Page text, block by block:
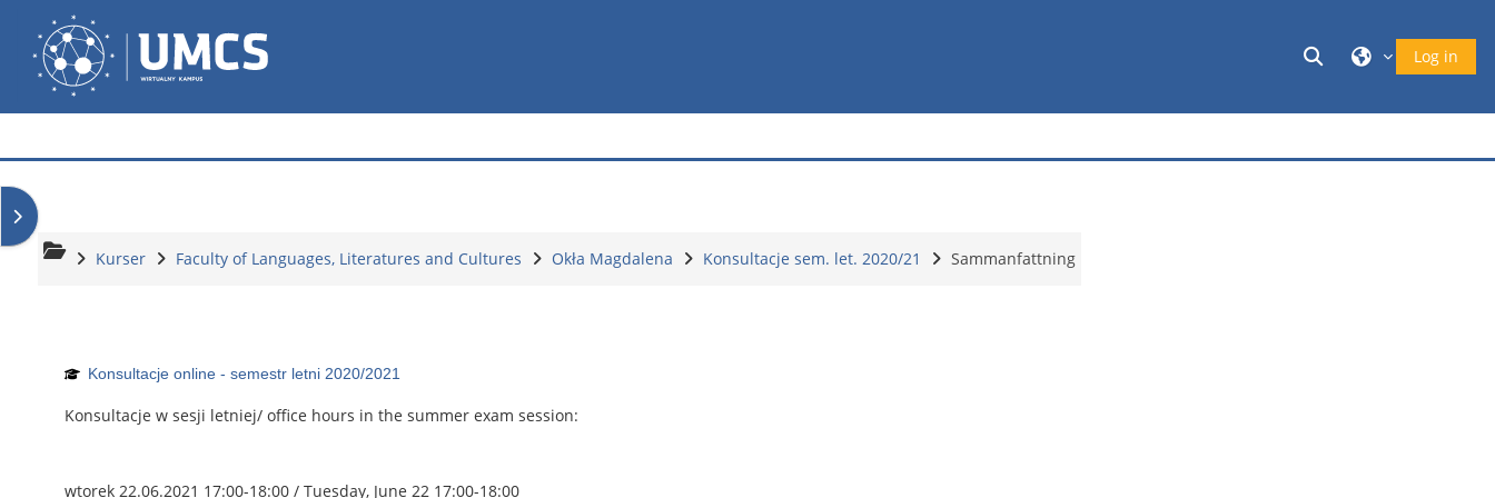
Gå direkt till huvudinnehåll
Wirtualny Kampus
Växla Log in
Öppna blockmeny
Kurser Faculty of Languages, Literatures and Cultures Okła Magdalena Konsultacje sem. let. 2020/21 Sammanfattning
Konsultacje online - semestr letni 2020/2021
Konsultacje w sesji letniej/ office hours in the summer exam session:
wtorek 22.06.2021 17:00-18:00 / Tuesday, June 22 17:00-18:00